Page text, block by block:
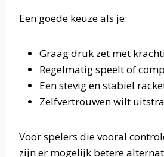
Een goede keuze als je:
Graag druk zet met
Regelmatig speelt of
Een stevig en stabiel
Zelfvertrouwen wilt
Voor spelers die vooral
zijn er mogelijk betere